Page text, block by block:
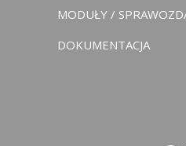
MODUŁY /
DOKUMENTACJA